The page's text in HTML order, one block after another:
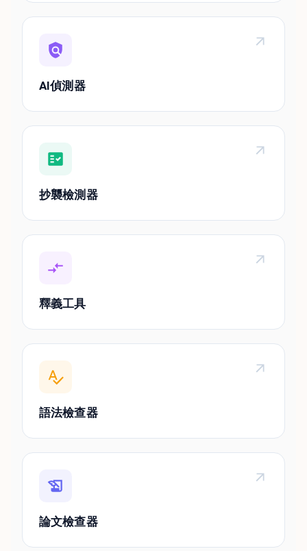
AI偵測器
抄襲檢測器
釋義工具
語法檢查器
論文檢查器